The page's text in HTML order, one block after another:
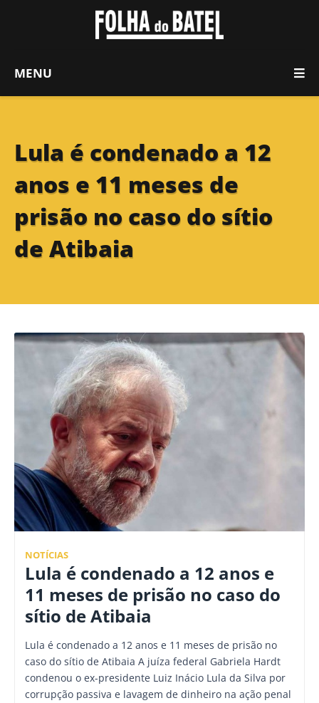
MENU
Lula é condenado a 12
anos e 11 meses de
prisão no caso do sítio
de Atibaia
NOTÍCIAS
Lula é condenado a 12 anos e
11 meses de prisão no caso do
sítio de Atibaia
Lula é condenado a 12 anos e 11 meses de prisão no
caso do sítio de Atibaia A juíza federal Gabriela Hardt
condenou o ex-presidente Luiz Inácio Lula da Silva por
corrupção passiva e lavagem de dinheiro na ação penal